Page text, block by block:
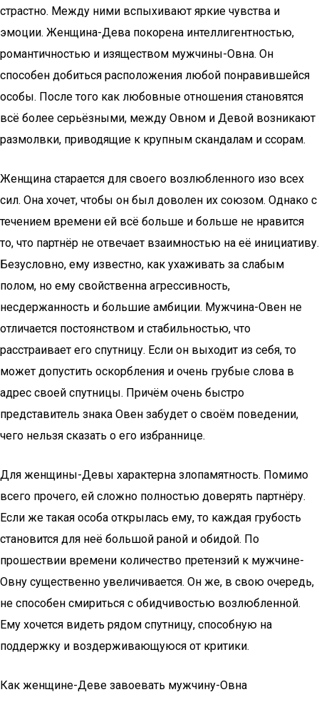
страстно. Между ними вспыхивают яркие чувства и
эмоции. Женщина-Дева покорена интеллигентностью,
романтичностью и изяществом мужчины-Овна. Он
способен добиться расположения любой понравившейся
особы. После того как любовные отношения становятся
всё более серьёзными, между Овном и Девой возникают
размолвки, приводящие к крупным скандалам и ссорам.
Женщина старается для своего возлюбленного изо всех
сил. Она хочет, чтобы он был доволен их союзом. Однако с
течением времени ей всё больше и больше не нравится
то, что партнёр не отвечает взаимностью на её инициативу.
Безусловно, ему известно, как ухаживать за слабым
полом, но ему свойственна агрессивность,
несдержанность и большие амбиции. Мужчина-Овен не
отличается постоянством и стабильностью, что
расстраивает его спутницу. Если он выходит из себя, то
может допустить оскорбления и очень грубые слова в
адрес своей спутницы. Причём очень быстро
представитель знака Овен забудет о своём поведении,
чего нельзя сказать о его избраннице.
Для женщины-Девы характерна злопамятность. Помимо
всего прочего, ей сложно полностью доверять партнёру.
Если же такая особа открылась ему, то каждая грубость
становится для неё большой раной и обидой. По
прошествии времени количество претензий к мужчине-
Овну существенно увеличивается. Он же, в свою очередь,
не способен смириться с обидчивостью возлюбленной.
Ему хочется видеть рядом спутницу, способную на
поддержку и воздерживающуюся от критики.
Как женщине-Деве завоевать мужчину-Овна